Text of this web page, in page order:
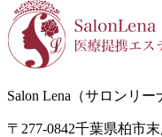
Salon Lena（サロンリー
〒277-0842千葉県柏市